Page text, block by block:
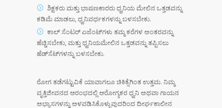
ಶಿಕ್ಷಕರು ಮತ್ತು ಭಾಷಣಕಾರರು ಧ್ವನಿಯ ಮೇಲಿನ ಒತ್ತಡವನ್ನು
ಕಡಿಮೆ ಮಾಡಲು, ಧ್ವನಿವರ್ಧಕಗಳನ್ನು ಬಳಸಬೇಕು.
ಕಾಲ್ ಸೆಂಟರ್ ಏಜೆಂಟ್‌ಗಳು ತಮ್ಮ ಕರೆಗಳ ಅಂತರವನ್ನು
ಹೆಚ್ಚಿಸಬೇಕು, ಮತ್ತು ಧ್ವನಿಯಮೇಲಿನ ಒತ್ತಡವನ್ನು ತಪ್ಪಿಸಲು
ಹೆಡ್‌ಸೆಟ್‌ಗಳನ್ನು ಬಳಸಬೇಕು.
ರೋಗ ತಡೆಗಟ್ಟುವಿಕೆ ಯಾವಾಗಲೂ ಚಿಕಿತ್ಸೆಗಿಂತ ಉತ್ತಮ. ನಿಮ್ಮ
ವೃತ್ತಿಜೀವನದ ಆರಂಭದಲ್ಲಿ ಆರೋಗ್ಯಕರ ಧ್ವನಿ ಅಥವಾ ಗಾಯನ
ಅಭ್ಯಾಸಗಳನ್ನು ಅಳವಡಿಸಿಕೊಳ್ಳುವುದರಿಂದ ದೀರ್ಘಕಾಲೀನ